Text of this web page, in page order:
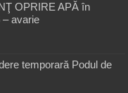
OPRIRE APĂ în
– avarie
temporară Podul de